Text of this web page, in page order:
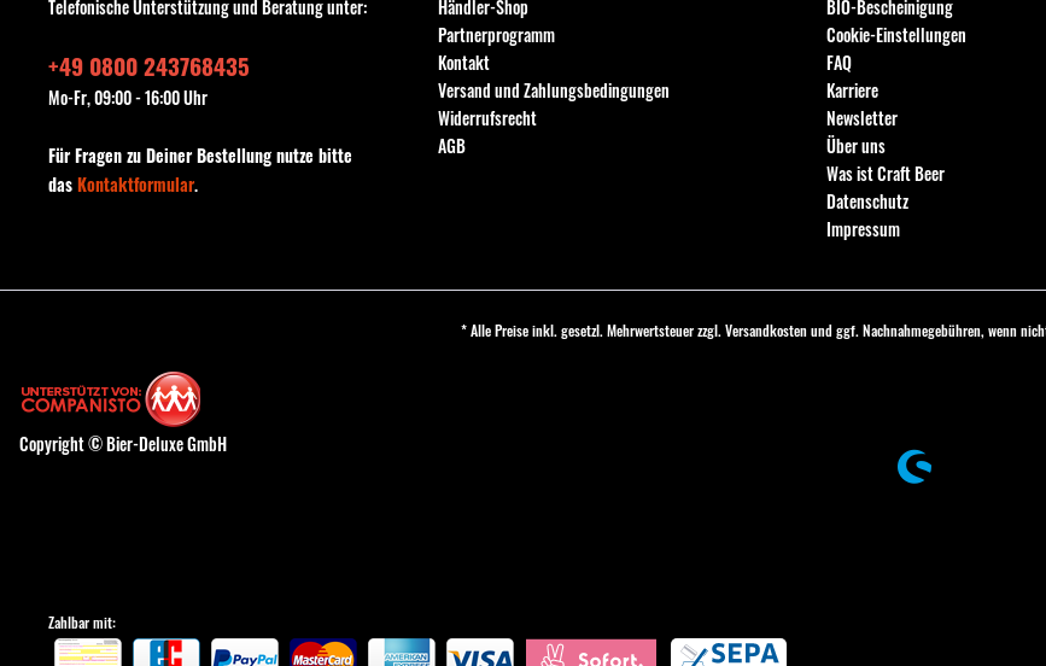
Telefonische Unterstützung und Beratung unter:
+49 0800 243768435
Mo-Fr, 09:00 - 16:00 Uhr
Für Fragen zu Deiner Bestellung nutze bitte
dasKontaktformular.
Händler-Shop
Partnerprogramm
Kontakt
Versand und Zahlungsbedingungen
Widerrufsrecht
AGB
BIO-Bescheinigung
Cookie-Einstellungen
FAQ
Karriere
Newsletter
Über uns
Was ist Craft Beer
Datenschutz
Impressum
* Alle Preise inkl. gesetzl. Mehrwertsteuer zzgl. Versandkostenund ggf. Nachnahmegebühren, wenn
Copyright © Bier-Deluxe GmbH
Zahlbar mit: